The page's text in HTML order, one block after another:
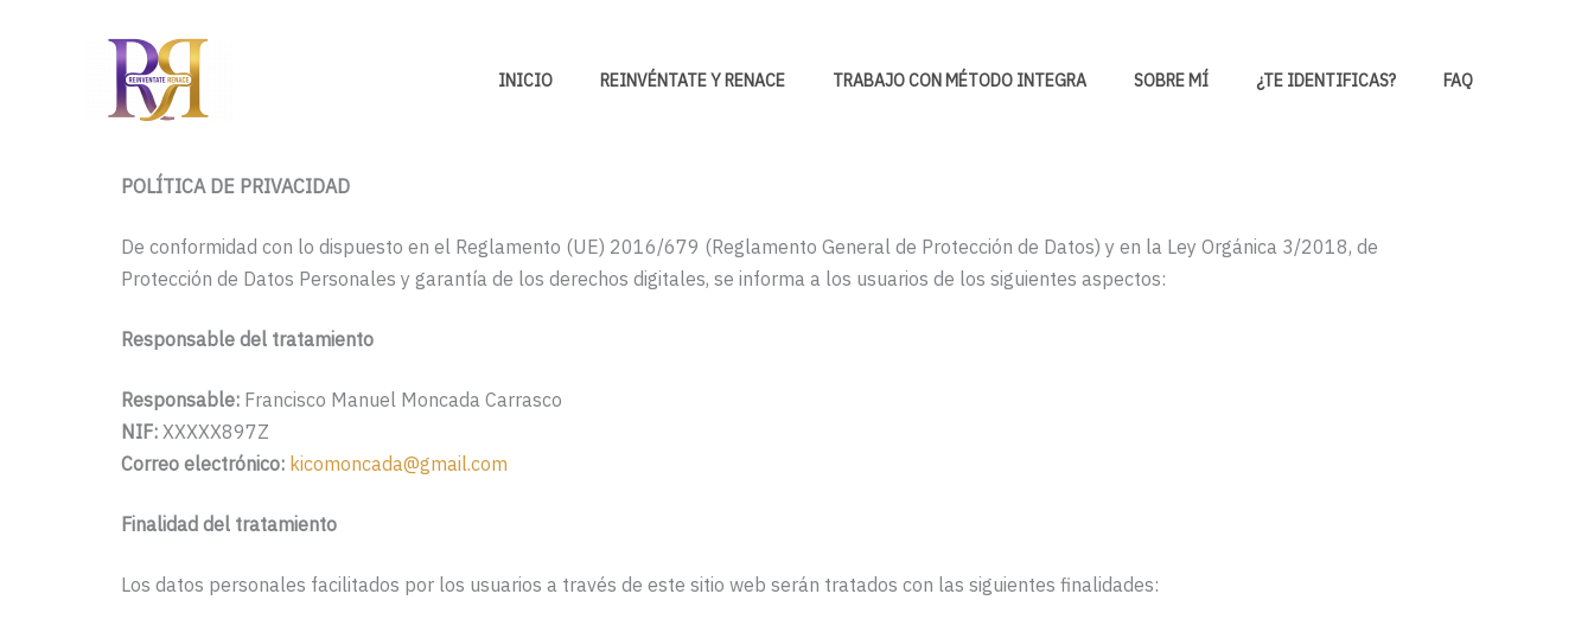
INICIO REINVÉNTATE Y RENACE TRABAJO CON MÉTODO INTEGRA SOBRE MÍ ¿TE IDENTIFICAS? FAQ
POLÍTICA DE PRIVACIDAD
De conformidad con lo dispuesto en el Reglamento (UE) 2016/679 (Reglamento General de Protección de Datos) y en la Ley Orgánica 3/2018, de
Protección de Datos Personales y garantía de los derechos digitales, se informa a los usuarios de los siguientes aspectos:
Responsable del tratamiento
Responsable: Francisco Manuel Moncada Carrasco
NIF: XXXXX897Z
Correo electrónico: kicomoncada@gmail.com
Finalidad del tratamiento
Los datos personales facilitados por los usuarios a través de este sitio web serán tratados con las siguientes finalidades: